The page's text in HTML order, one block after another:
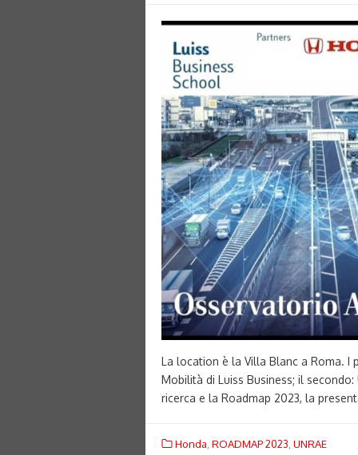
La location è la Villa Blanc a Roma. I
Mobilità di Luiss Business; il secondo:
ricerca e la Roadmap 2023, la
Honda ROADMAP 2023 UNRAE